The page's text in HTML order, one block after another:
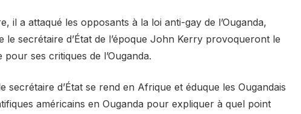
il a attaqué les opposants à la loi anti-gay de l’Ouganda,
le secrétaire d’État de l’époque John Kerry provoqueront le
ses critiques de l’Ouganda.
secrétaire d’État se rend en Afrique et éduque les Ougandais
américains en Ouganda pour expliquer à quel point